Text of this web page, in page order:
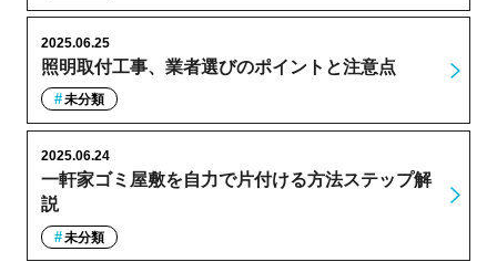
照明取付工事、業者選びのポイントと注意点
2025.06.25
未分類
一軒家ゴミ屋敷を自力で片付ける方法ステップ解
説
2025.06.24
未分類